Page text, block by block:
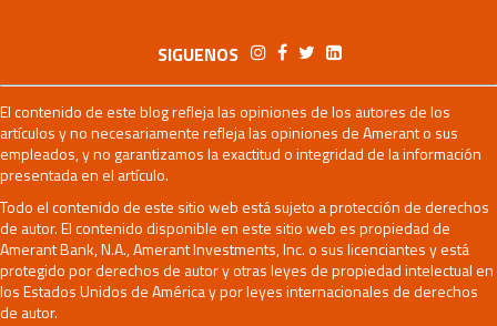
SIGUENOS
El contenido de este blog refleja las opiniones de los autores de los
artículos y no necesariamente refleja las opiniones de Amerant o sus
empleados, y no garantizamos la exactitud o integridad de la información
presentada en el artículo.
Todo el contenido de este sitio web está sujeto a protección de derechos
de autor. El contenido disponible en este sitio web es propiedad de
Amerant Bank, N.A., Amerant Investments, Inc. o sus licenciantes y está
protegido por derechos de autor y otras leyes de propiedad intelectual en
los Estados Unidos de América y por leyes internacionales de derechos
de autor.